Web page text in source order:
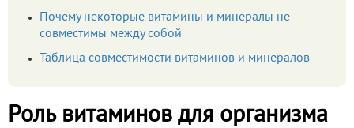
Почему некоторые витамины и минералы не
совместимы между собой
Таблица совместимости витаминов и минералов
Роль витаминов для организма